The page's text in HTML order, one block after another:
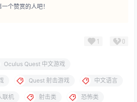
个赞赏的人吧！
1 0
Oculus Quest 中文游戏
Quest 射击游戏 中文语言
联机 射击类 恐怖类